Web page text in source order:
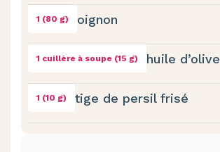
1 (80 g) oignon
1 cuillère à soupe (15 g) huile d’olive
1 (10 g) tige de persil frisé